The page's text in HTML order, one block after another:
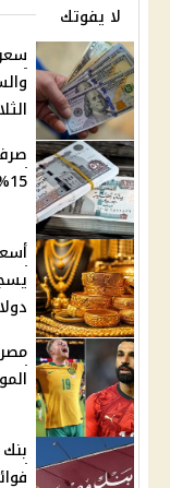
لا يفوتك
15% لـ11.5 مليون مستفيد
فوائد دون